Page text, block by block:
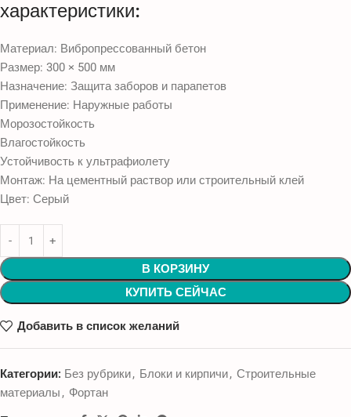
характеристики:
Материал: Вибропрессованный бетон
Размер: 300 × 500 мм
Назначение: Защита заборов и парапетов
Применение: Наружные работы
Морозостойкость
Влагостойкость
Устойчивость к ультрафиолету
Монтаж: На цементный раствор или строительный клей
Цвет: Серый
В КОРЗИНУ
КУПИТЬ СЕЙЧАС
Добавить в список желаний
Категории: Без рубрики, Блоки и кирпичи, Строительные
материалы , Фортан